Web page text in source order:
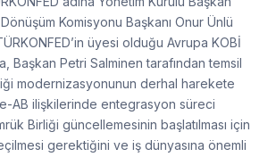
Dönüşüm Komisyonu Başkanı Onur Ünlü
üyesi olduğu Avrupa KOBİ
Başkan Petri Salminen tarafından temsil
modernizasyonunun derhal harekete
AB ilişkilerinde entegrasyon süreci
Birliği güncellemesinin başlatılması için
gerektiğini ve iş dünyasına önemli